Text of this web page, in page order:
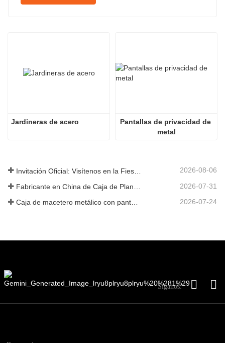
Jardineras de acero
Pantallas de privacidad de
metal
2026-08-06
2026-07-31
2026-07-24
Síganos: